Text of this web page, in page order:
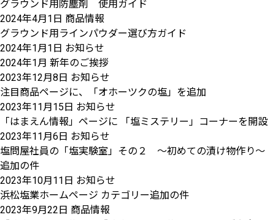
グラウンド用防塵剤 使用ガイド
2024年4月1日 商品情報
グラウンド用ラインパウダー選び方ガイド
2024年1月1日 お知らせ
2024年1月 新年のご挨拶
2023年12月8日 お知らせ
注目商品ページに、「オホーツクの塩」を追加
2023年11月15日 お知らせ
「はまえん情報」ページに 「塩ミステリー」コーナーを開設
2023年11月6日 お知らせ
塩問屋社員の「塩実験室」その２ ～初めての漬け物作り～
追加の件
2023年10月11日 お知らせ
浜松塩業ホームページ カテゴリー追加の件
2023年9月22日 商品情報